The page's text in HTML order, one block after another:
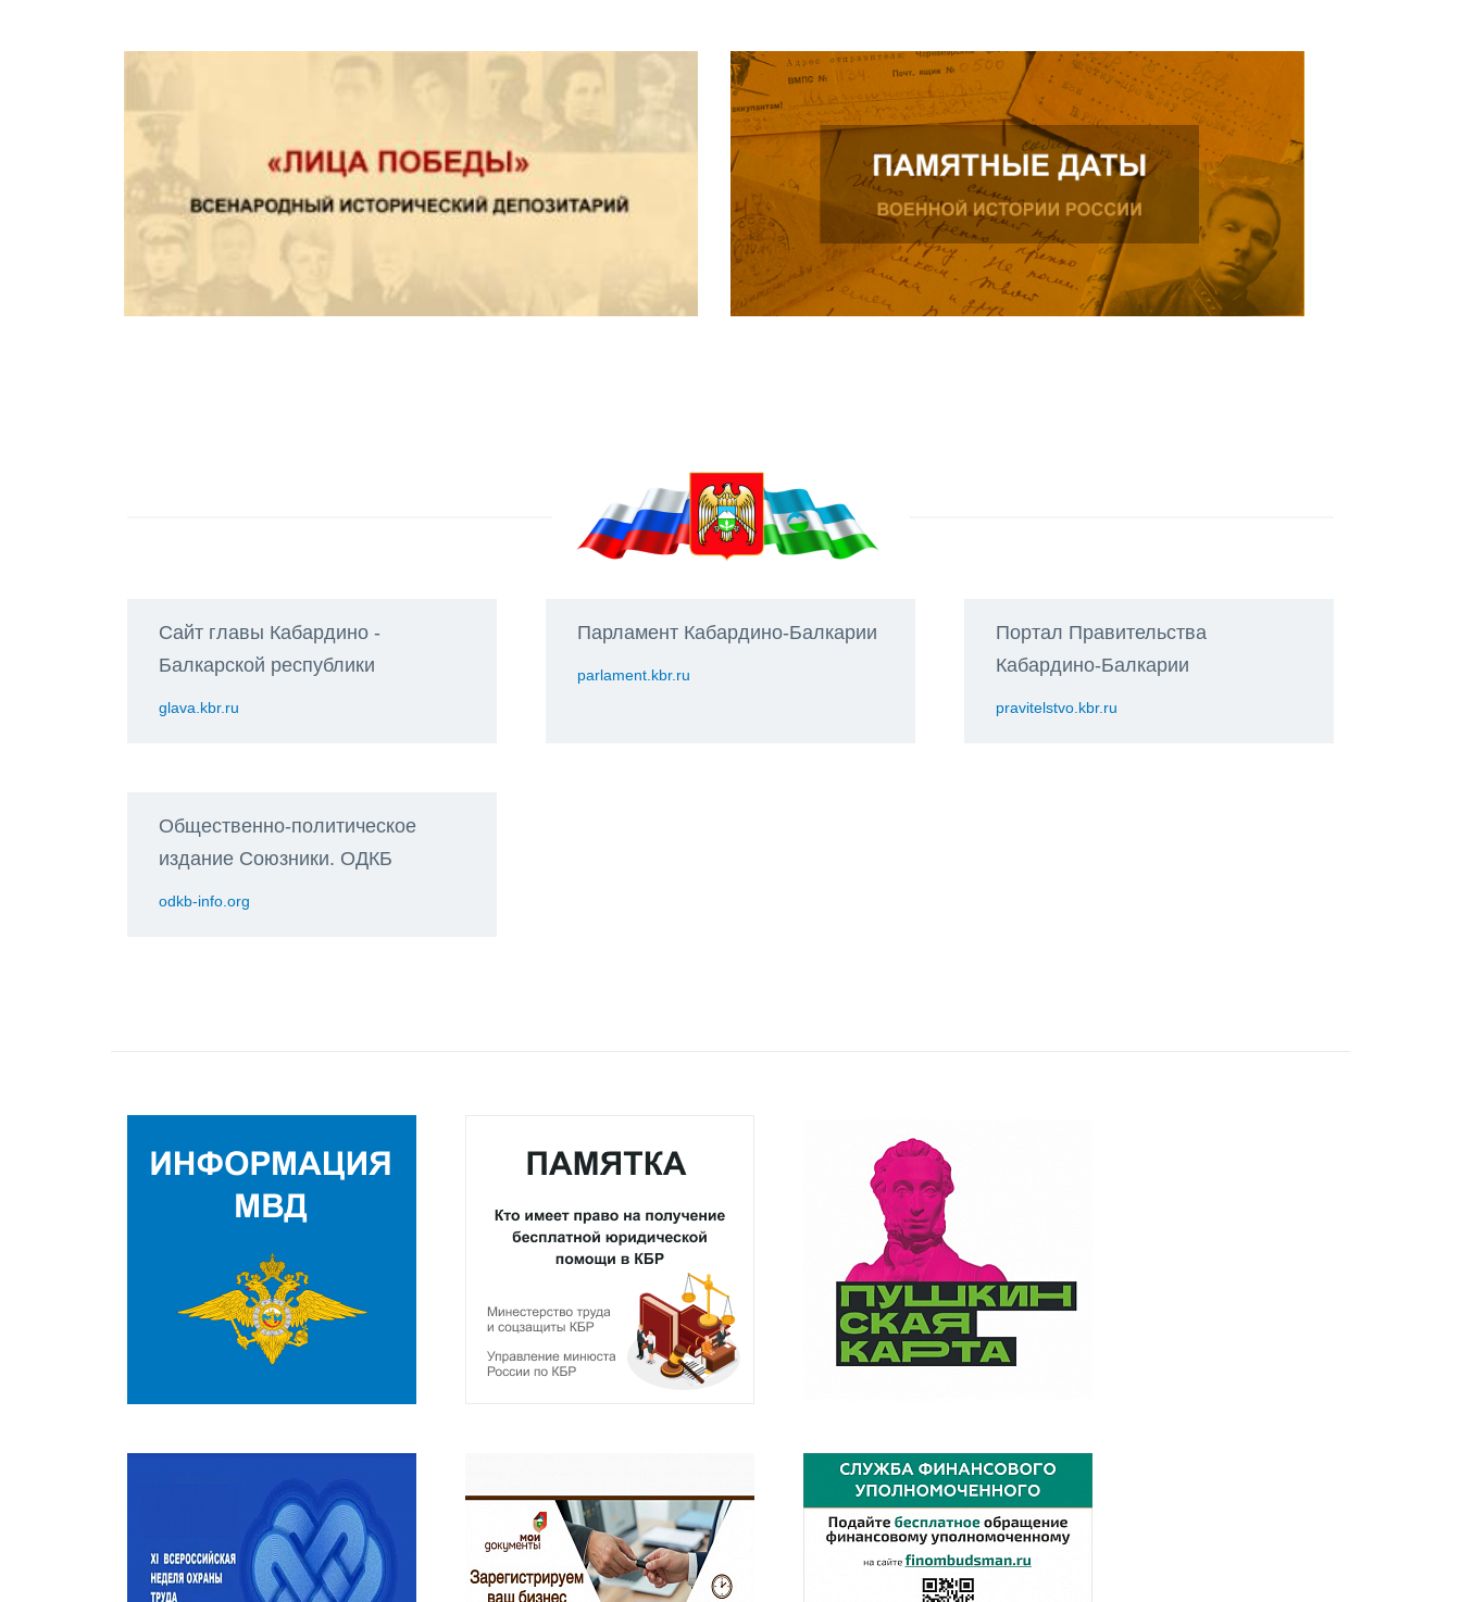
Сайт главы Кабардино -
Балкарской республики
glava.kbr.ru
Парламент Кабардино-Балкарии
parlament.kbr.ru
Портал Правительства
Кабардино-Балкарии
pravitelstvo.kbr.ru
Общественно-политическое
издание Союзники. ОДКБ
odkb-info.org